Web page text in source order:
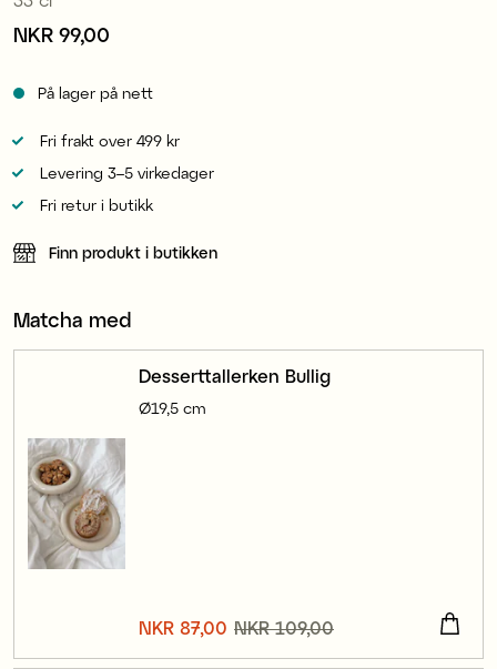
Pris :NKR 99,00
NKR 99,00
På lager på nett
Fri frakt over 499 kr
Levering 3–5 virkedager
Fri retur i butikk
Finn produkt i butikken
Matcha med
Desserttallerken Bullig
Ø19,5 cm
Nåværende pris:NKR 87,00 Forrige pris
NKR 87,00 NKR 109,00